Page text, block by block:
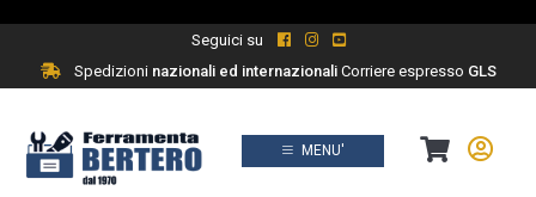
Seguici su
Spedizioninazionali ed internazionaliCorriere espresso GLS
MENU'
Prodotti